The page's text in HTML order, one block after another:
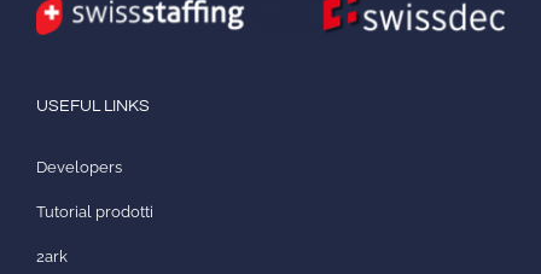
USEFUL LINKS
Developers
Tutorial prodotti
2ark